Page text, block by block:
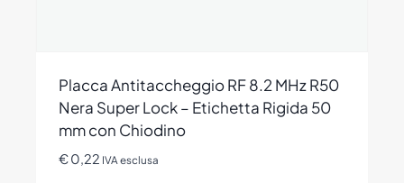
Placca Antitaccheggio RF 8.2 MHz R50
Nera Super Lock – Etichetta Rigida 50
mm con Chiodino
€0,22 IVA esclusa